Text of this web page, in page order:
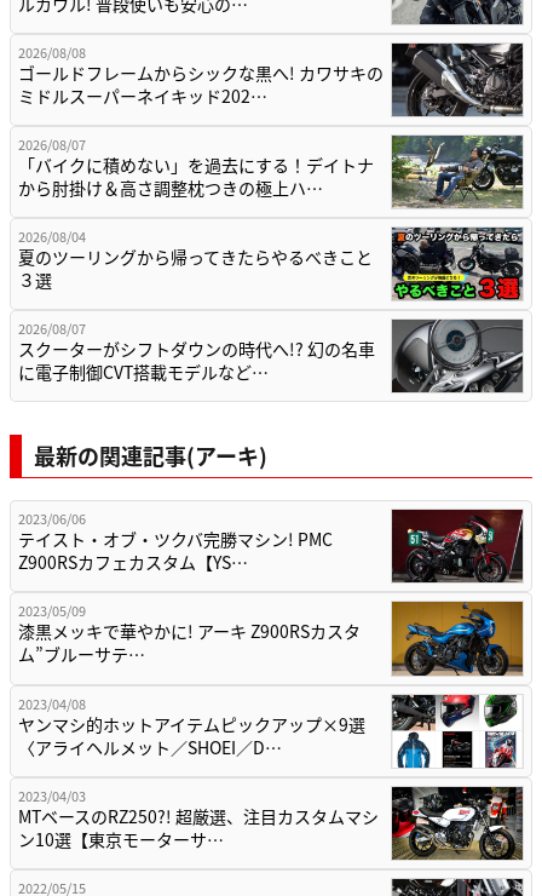
2026/08/08
ゴールドフレームからシックな黒へ! カワサキの
ミドルスーパーネイキッド202…
2026/08/07
「バイクに積めない」を過去にする！デイトナ
から肘掛け＆高さ調整枕つきの極上ハ…
2026/08/04
夏のツーリングから帰ってきたらやるべきこと
３選
2026/08/07
スクーターがシフトダウンの時代へ!? 幻の名車
に電子制御CVT搭載モデルなど…
最新の関連記事(アーキ)
2023/06/06
テイスト・オブ・ツクバ完勝マシン! PMC
Z900RSカフェカスタム【YS…
2023/05/09
漆黒メッキで華やかに! アーキ Z900RSカスタ
ム”ブルーサテ…
2023/04/08
ヤンマシ的ホットアイテムピックアップ×9選
〈アライヘルメット／SHOEI／D…
2023/04/03
MTベースのRZ250?! 超厳選、注目カスタムマシ
ン10選【東京モーターサ…
2022/05/15